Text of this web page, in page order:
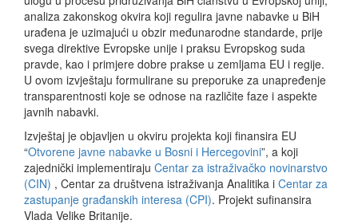
analiza zakonskog okvira koji regulira javne nabavke u BiH
urađena je uzimajući u obzir međunarodne standarde, prije
svega direktive Evropske unije i praksu Evropskog suda
pravde, kao i primjere dobre prakse u zemljama EU i regije.
U ovom izvještaju formulirane su preporuke za unapređenje
transparentnosti koje se odnose na različite faze i aspekte
javnih nabavki.
Izvještaj je objavljen u okviru projekta koji finansira EU
“Otvorene javne nabavke u Bosni i Hercegovini”, a koji
zajednički implementiraju Centar za istraživačko novinarstvo
(CIN) , Centar za društvena istraživanja Analitika i Centar za
zastupanje građanskih interesa (CPI). Projekt sufinansira
Vlada Velike Britanije.